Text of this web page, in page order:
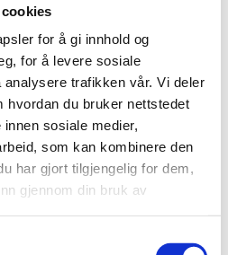
for å gi innhold og
for å levere sosiale
trafikken vår. Vi deler
hvordan du bruker nettstedet
sosiale medier,
som kan kombinere den
har gjort tilgjengelig for dem,
gjennom din bruk av
skal for den enkelte
lønn og
ikke medhold i at
kunne motregnes mot andre
arbeid enn 35,5 timer.
er arbeidsgiver som må
ansvaret for at det i
at arbeidstakerne har
arbeidstid når